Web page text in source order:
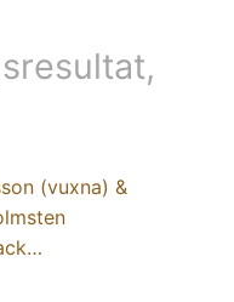
(vuxna) &